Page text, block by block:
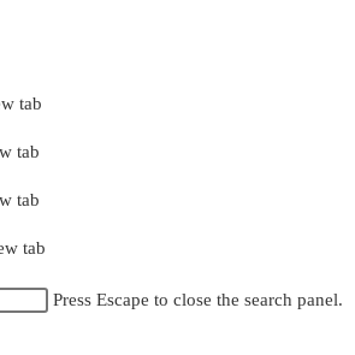
tab
tab
tab
tab
Press Escape to close the search panel.